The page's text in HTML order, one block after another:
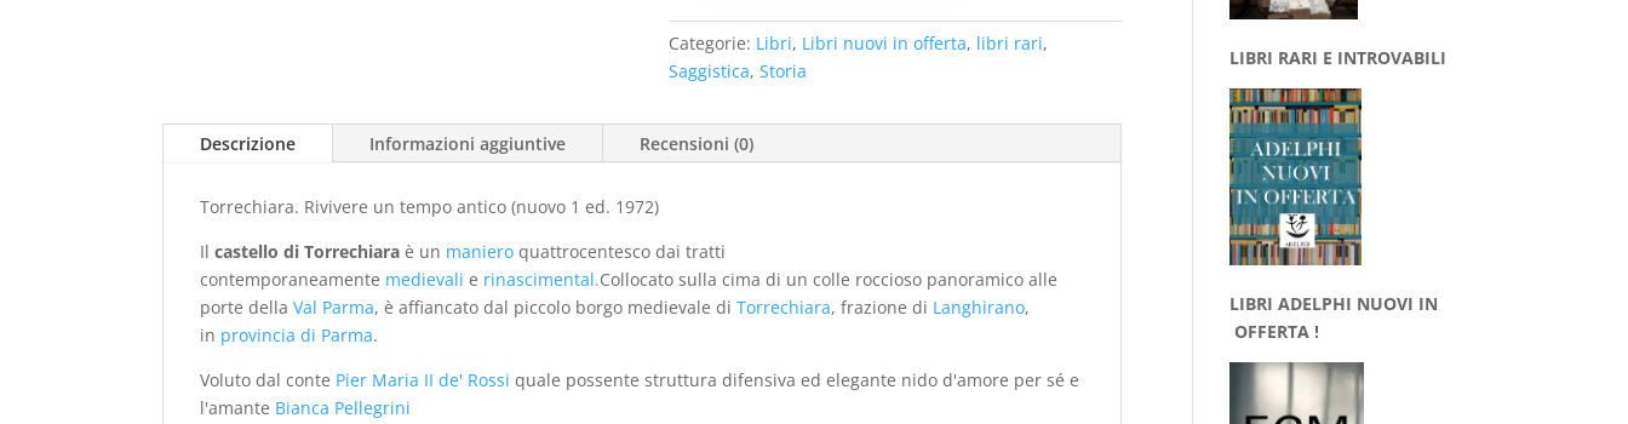
un
tempo
antico
1
Categorie: Libri, Libri nuovi in offerta, libri rari,
Saggistica, Storia
Descrizione Informazioni aggiuntive Recensioni (0)
Torrechiara. Rivivere un tempo antico (nuovo 1 ed. 1972)
Ilcastello di Torrechiara è un maniero quattrocentesco dai tratti
contemporaneamente medievali e rinascimental.Collocato sulla cima di un colle roccioso panoramico alle
porte dellaVal Parma, è affiancato dal piccolo borgo medievale diTorrechiara, frazione di Langhirano,
in provincia di Parma.
Voluto dal conte Pier Maria II de' Rossi quale possente struttura difensiva ed elegante nido d'amore per sé e
l'amante Bianca Pellegrini
LIBRI RARI E INTROVABILI
LIBRI ADELPHI NUOVI IN
OFFERTA !